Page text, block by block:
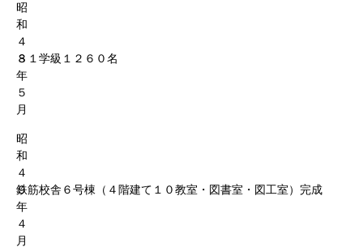
昭
和
４
８
年
５
月
３１学級１２６０名
昭
和
４
９
年
４
月
鉄筋校舎６号棟（４階建て１０教室・図書室・図工室）完成